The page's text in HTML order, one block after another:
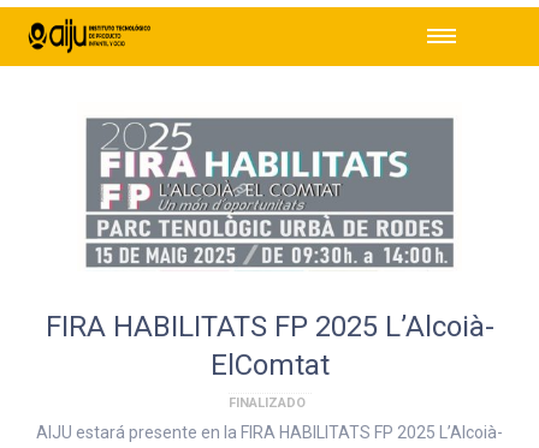
FIRA HABILITATS FP 2025 L’Alcoià-
ElComtat
FINALIZADO
AIJU estará presente en la FIRA HABILITATS FP 2025 L’Alcoià-